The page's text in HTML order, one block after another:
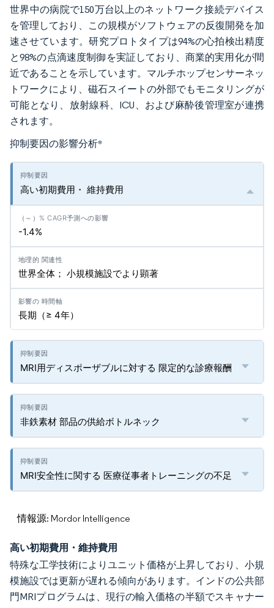
世界中の病院で150万台以上のネットワーク接続デバイス
を管理しており、この規模がソフトウェアの反復開発を加
速させています。研究プロトタイプは94%の心拍検出精度
と98%の点滴速度制御を実証しており、商業的実用化が間
近であることを示しています。マルチホップセンサーネッ
トワークにより、磁石スイートの外部でもモニタリングが
可能となり、放射線科、ICU、および麻酔後管理室が連携
されます。
抑制要因の影響分析*
高い初期費用・ 維持費用
-1.4%
世界全体； 小規模施設でより顕著
長期（≥ 4年）
MRI用ディスポーザブルに対する 限定的な診療報酬
非鉄素材 部品の供給ボトルネック
MRI安全性に関する 医療従事者トレーニングの不足
情報源: Mordor Intelligence
高い初期費用・維持費用
特殊な工学技術によりユニット価格が上昇しており、小規
模施設では更新が遅れる傾向があります。インドの公共部
門MRIプログラムは、現行の輸入価格の半額でスキャナー